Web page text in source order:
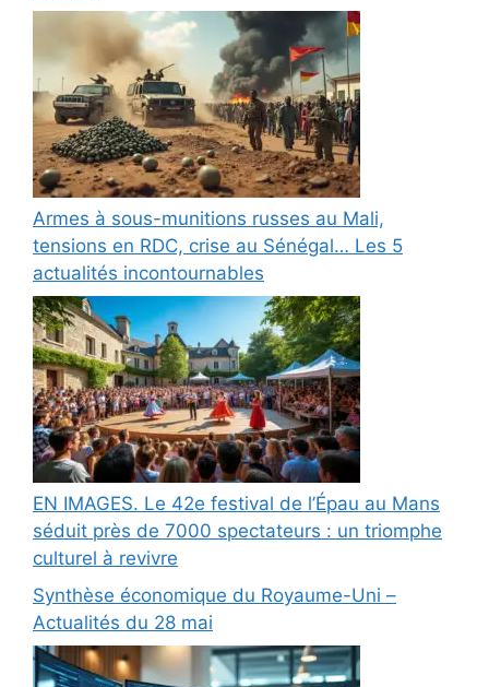
Armes à sous-munitions russes au Mali,
tensions en RDC, crise au Sénégal… Les 5
actualités incontournables
EN IMAGES. Le 42e festival de l’Épau au Mans
séduit près de 7000 spectateurs : un triomphe
culturel à revivre
Synthèse économique du Royaume-Uni –
Actualités du 28 mai